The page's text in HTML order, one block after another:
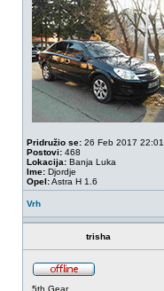
Pridružio se: 26 Feb 2017 22:01
Postovi: 468
Lokacija: Banja Luka
Ime: Djordje
Opel:Astra H 1.6
Vrh
trisha
5th Gear